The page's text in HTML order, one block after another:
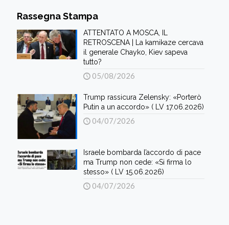
Rassegna Stampa
ATTENTATO A MOSCA, IL
RETROSCENA | La kamikaze cercava
il generale Chayko, Kiev sapeva
tutto?
05/08/2026
Trump rassicura Zelensky: «Porterò
Putin a un accordo» ( LV 17.06.2026)
04/07/2026
Israele bombarda l’accordo di pace
ma Trump non cede: «Si firma lo
stesso» ( LV 15.06.2026)
04/07/2026